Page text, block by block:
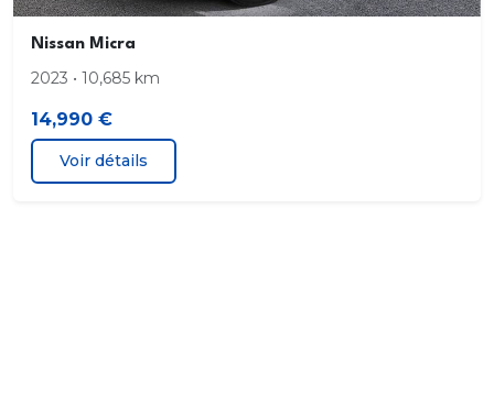
Nissan Micra
2023 • 10,685 km
14,990 €
Voir détails